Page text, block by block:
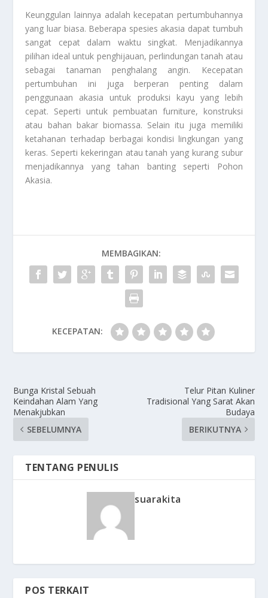
Keunggulan lainnya adalah kecepatan pertumbuhannya
yang luar biasa. Beberapa spesies akasia dapat tumbuh
sangat cepat dalam waktu singkat. Menjadikannya
pilihan ideal untuk penghijauan, perlindungan tanah atau
sebagai tanaman penghalang angin. Kecepatan
pertumbuhan ini juga berperan penting dalam
penggunaan akasia untuk produksi kayu yang lebih
cepat. Seperti untuk pembuatan furniture, konstruksi
atau bahan bakar biomassa. Selain itu juga memiliki
ketahanan terhadap berbagai kondisi lingkungan yang
keras. Seperti kekeringan atau tanah yang kurang subur
menjadikannya yang tahan banting seperti
Pohon
Akasia.
MEMBAGIKAN:
KECEPATAN:
Bunga Kristal Sebuah
Keindahan Alam Yang
Menakjubkan
SEBELUMNYA
Telur Pitan Kuliner
Tradisional Yang Sarat Akan
Budaya
BERIKUTNYA
TENTANG PENULIS
suarakita
POS TERKAIT